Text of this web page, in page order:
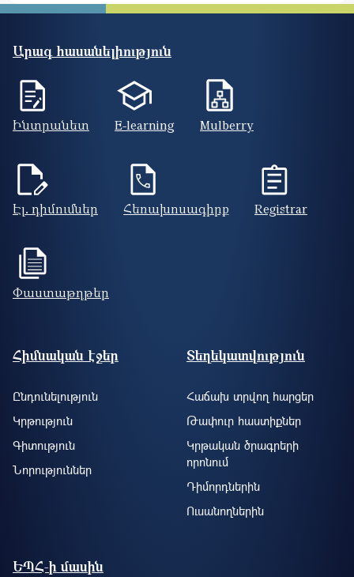
Արագ հասանելիություն
Ինտրանետ E-learning Mulberry
Էլ. դիմումներ Հեռախոսագիրք Registrar
Փաստաթղթեր
Footer site information
Հիմնական էջեր
Ընդունելություն
Կրթություն
Գիտություն
Նորություններ
Տեղեկատվություն
Հաճախ տրվող հարցեր
Թափուր հաստիքներ
Կրթական ծրագրերի
որոնում
Դիմորդներին
Ուսանողներին
ԵՊՀ-ի մասին